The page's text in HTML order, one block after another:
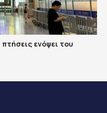
ενόψει του